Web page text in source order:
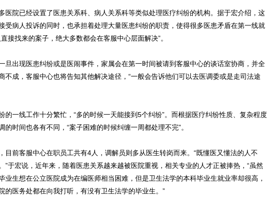
院已经设置了医患关系科、病人关系科等类似处理医疗纠纷的机构。据于宏介绍，这
受病人投诉的同时，也承担着处理大量医患纠纷的职责，使得很多医患矛盾在第一线就
接找来的案子，绝大多数都会在客服中心层面解决”。
出现医患纠纷或是医闹事件，家属会在第一时间被请到客服中心的谈话室协商，并全
不成，客服中心也将告知其他解决途径，“一般会告诉他们可以去医调委或是走司法途
一线工作十分繁忙，“多的时候一天能接到5个纠纷”。而根据医疗纠纷性质、复杂程度
的时间也各有不同，“案子困难的时候纠缠一周都处理不完”。
前客服中心在职员工共有4人，调解员则多从医生转岗而来。“既懂医又懂法的人不
”于宏说，近年来，随着医患关系越来越被医院重视，相关专业的人才正被捧热，“虽然
业生想在公立医院成为在编医师相当困难，但是卫生法学的本科毕业生就业率却很高，
的医务处都在向我打听，有没有卫生法学的毕业生。”